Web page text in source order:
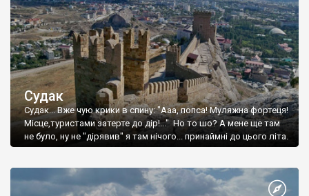
Судак
Судак... Вже чую крики в спину: "Ааа, попса! Муляжна фортеця!
Місце,туристами затерте до дір!..." Но то шо? А мене ще там
не було, ну не "дірявив" я там нічого... принаймні до цього літа.